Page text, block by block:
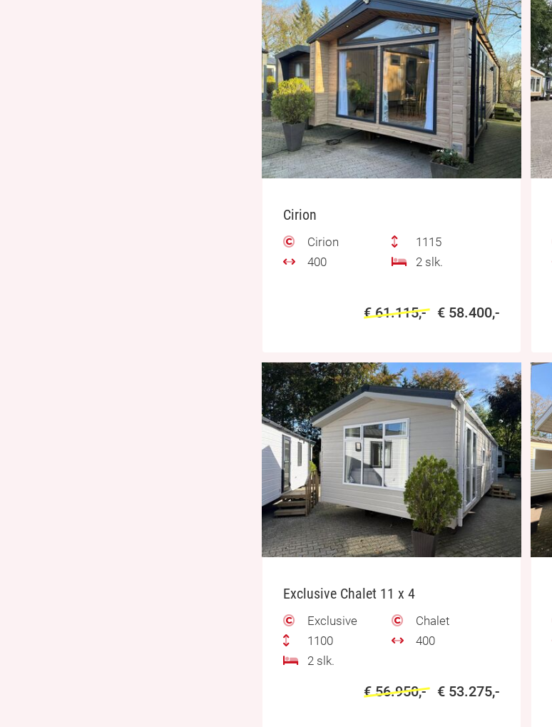
Cirion
Cirion
1115
400
2 slk.
€ 61.115,- € 58.400,-
Exclusive Chalet 11 x 4
Exclusive
Chalet
1100
400
2 slk.
€ 56.950,- € 53.275,-